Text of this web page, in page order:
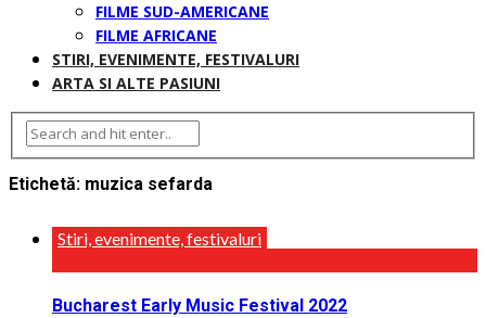
FILME SUD-AMERICANE
FILME AFRICANE
STIRI, EVENIMENTE, FESTIVALURI
ARTA SI ALTE PASIUNI
Etichetă: muzica sefarda
Stiri, evenimente, festivaluri
Bucharest Early Music Festival 2022